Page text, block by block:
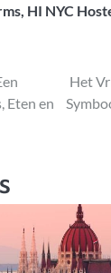
HI NYC
Eten en
Het